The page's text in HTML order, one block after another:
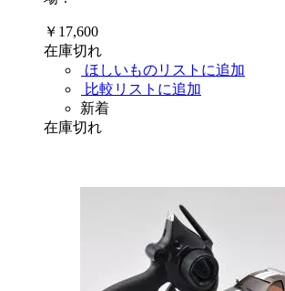
￥17,600
在庫切れ
ほしいものリストに追加
比較リストに追加
新着
在庫切れ